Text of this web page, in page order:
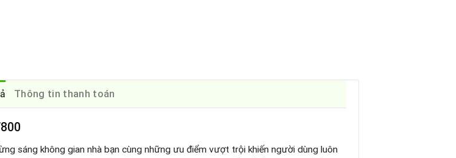
Thông tin thanh toán
sáng không gian nhà bạn cùng những ưu điểm vượt trội khiến người dùng luôn